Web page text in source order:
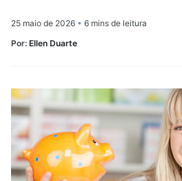
25 maio de 2026 • 6 mins de leitura
Por: Ellen Duarte